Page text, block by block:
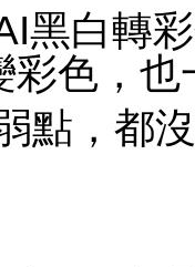
黑白轉
彩色，
點，都